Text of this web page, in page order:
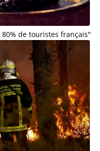
de touristes français"